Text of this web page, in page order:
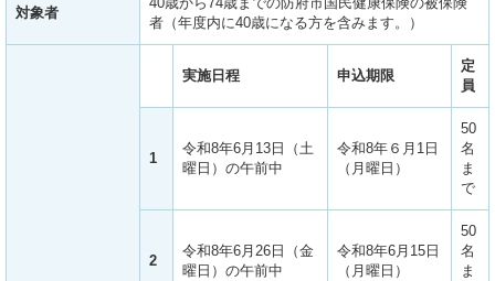
対象者
者（年度内に40歳になる方を含みます。）
実施日程 申込期限
定
員
1
令和8年6月13日（土
曜日）の午前中
令和8年６月1日
（月曜日）
50
名
ま
で
2
令和8年6月26日（金
曜日）の午前中
令和8年6月15日
（月曜日）
50
名
ま